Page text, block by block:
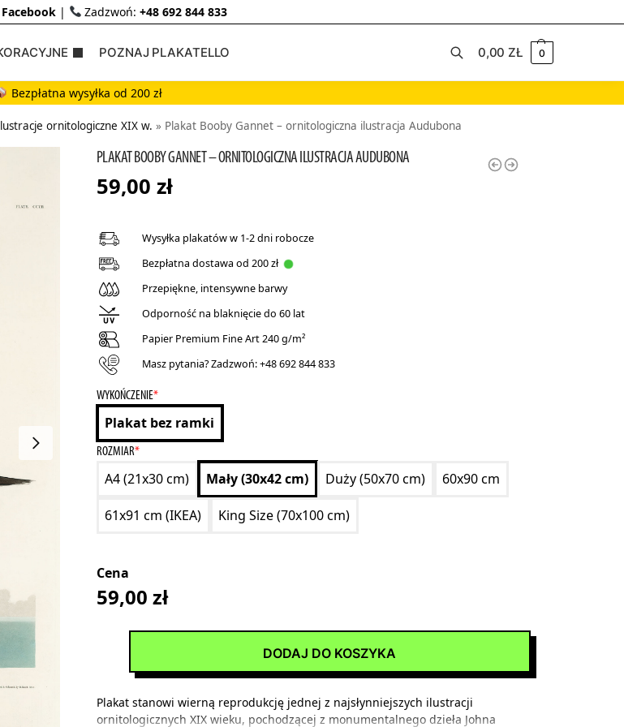
Facebook| Zadzwoń:+48 692 844 833
POZNAJ PLAKATELLO
Szukaj
0,00ZŁ 0
Bezpłatna wysyłka od 200 zł
ornitologiczne XIX w. » Plakat Booby Gannet – ornitologiczna ilustracja Audubona
PLAKAT BOOBY GANNET – ORNITOLOGICZNA ILUSTRACJA AUDUBONA
59,00 zł
Wysyłka plakatów w 1-2 dni robocze
Bezpłatna dostawa od 200 zł
Przepiękne, intensywne barwy
Odporność na blaknięcie do 60 lat
Papier Premium Fine Art 240 g/m²
Masz pytania? Zadzwoń:+48 692 844 833
*
WYKOŃCZENIE
Plakat bez ramki
*
ROZMIAR
A4 (21x30 cm) Mały (30x42 cm) Duży (50x70 cm) 60x90 cm
61x91 cm (IKEA) King Size (70x100 cm)
Cena
59,00 zł
DODAJ DO KOSZYKA
Plakat stanowi wierną reprodukcję jednej z najsłynniejszych ilustracji
ornitologicznych XIX wieku, pochodzącej z monumentalnego dzieła Johna